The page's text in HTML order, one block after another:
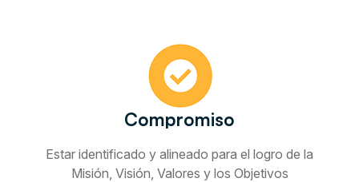
Compromiso
Estar identificado y alineado para el logro de la
Misión, Visión, Valores y los Objetivos